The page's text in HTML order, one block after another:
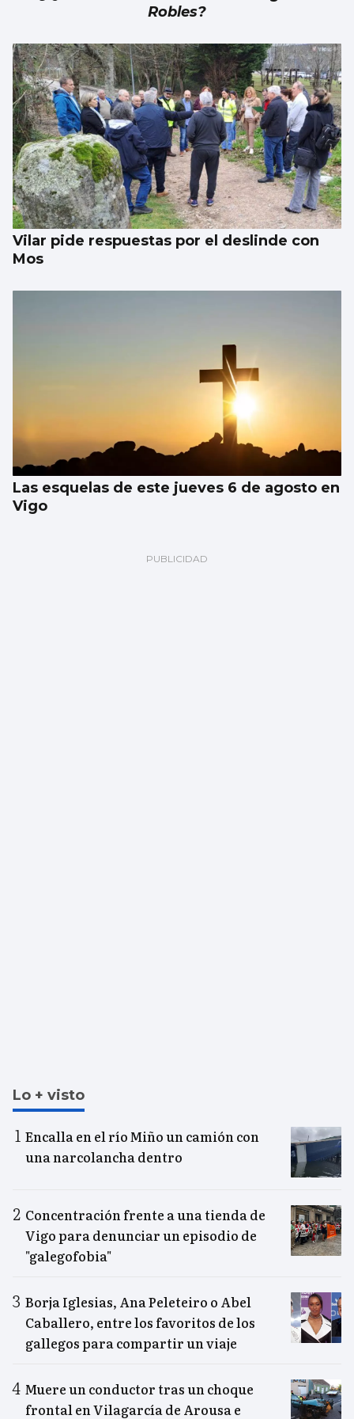
Robles?
Vilar pide respuestas por el deslinde con
Mos
Las esquelas de este jueves 6 de agosto en
Vigo
Lo + visto
Encalla en el río Miño un camión con
una narcolancha dentro
Concentración frente a una tienda de
Vigo para denunciar un episodio de
"galegofobia"
Borja Iglesias, Ana Peleteiro o Abel
Caballero, entre los favoritos de los
gallegos para compartir un viaje
Muere un conductor tras un choque
frontal en Vilagarcía de Arousa e